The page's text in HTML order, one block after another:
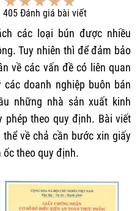
405 Đánh giá bài viết
các loại bún được nhiều
Tuy nhiên thì để đảm bảo
về các vấn đề có liên quan
doanh nghiệp buôn bán
những nhà sản xuất kinh
phép theo quy định. Bài viết
về chả cần bước xin giấy
ốctheo quy định.